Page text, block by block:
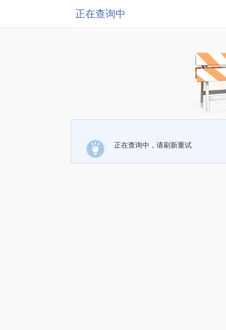
正在查询中
正在查询中，请刷新重试